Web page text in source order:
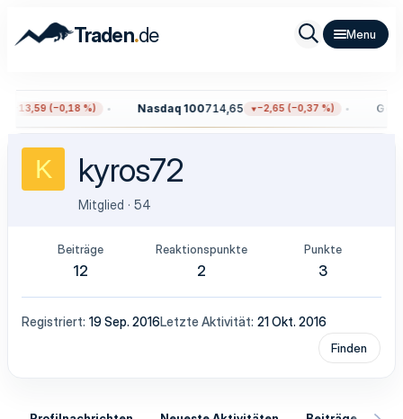
Traden.de
−13,59 (−0,18 %) Nasdaq 100714,65 −2,65 (−0,37 %) Gold
K kyros72
Mitglied · 54
Beiträge
12
Reaktionspunkte
2
Punkte
3
Registriert 19 Sep. 2016Letzte Aktivität 21 Okt. 2016
Finden